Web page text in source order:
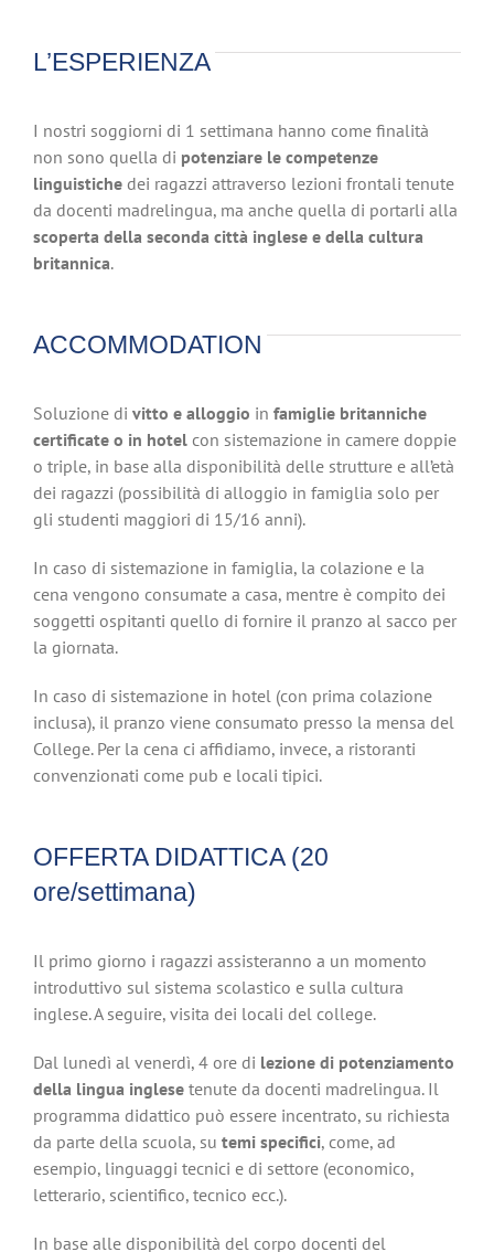
L’ESPERIENZA
I nostri soggiorni di 1 settimana hanno come finalità
non sono quella di potenziare le competenze
linguistiche dei ragazzi attraverso lezioni frontali tenute
da docenti madrelingua, ma anche quella di portarli alla
scoperta della seconda città inglese e della cultura
britannica.
ACCOMMODATION
Soluzione di vitto e alloggio in famiglie britanniche
certificate o in hotel con sistemazione in camere doppie
o triple, in base alla disponibilità delle strutture e all’età
dei ragazzi (possibilità di alloggio in famiglia solo per
gli studenti maggiori di 15/16 anni).
In caso di sistemazione in famiglia, la colazione e la
cena vengono consumate a casa, mentre è compito dei
soggetti ospitanti quello di fornire il pranzo al sacco per
la giornata.
In caso di sistemazione in hotel (con prima colazione
inclusa), il pranzo viene consumato presso la mensa del
College. Per la cena ci affidiamo, invece, a ristoranti
convenzionati come pub e locali tipici.
OFFERTA DIDATTICA (20
ore/settimana)
Il primo giorno i ragazzi assisteranno a un momento
introduttivo sul sistema scolastico e sulla cultura
inglese. A seguire, visita dei locali del college.
Dal lunedì al venerdì, 4 ore di lezione di potenziamento
della lingua inglese tenute da docenti madrelingua. Il
programma didattico può essere incentrato, su richiesta
da parte della scuola, su temi specifici, come, ad
esempio, linguaggi tecnici e di settore (economico,
letterario, scientifico, tecnico ecc.).
In base alle disponibilità del corpo docenti del